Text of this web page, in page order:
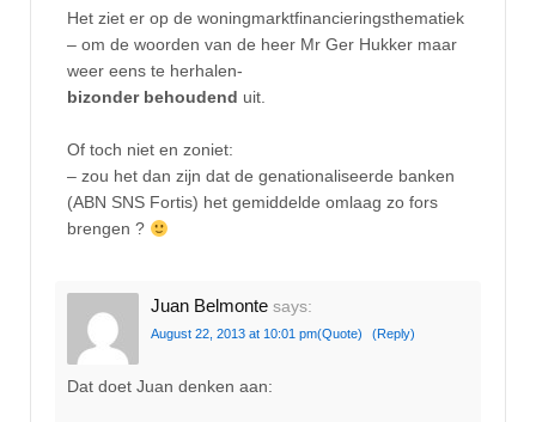
Het ziet er op de woningmarktfinancieringsthematiek
– om de woorden van de heer Mr Ger Hukker maar
weer eens te herhalen-
bizonder behoudend uit.
Of toch niet en zoniet:
– zou het dan zijn dat de genationaliseerde banken
(ABN SNS Fortis) het gemiddelde omlaag zo fors
brengen ?
Juan Belmonte says:
August 22, 2013 at 10:01 pm(Quote) (Reply)
Dat doet Juan denken aan: